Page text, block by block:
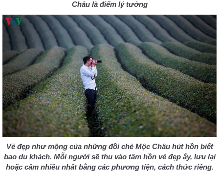
Châu là điểm lý tưởng
Vẻ đẹp như mộng của những đồi chè Mộc Châu hút hồn biết
bao du khách. Mỗi người sẽ thu vào tâm hồn vẻ đẹp ấy, lưu lại
hoặc cảm nhiều nhất bằng các phương tiện, cách thức riêng.